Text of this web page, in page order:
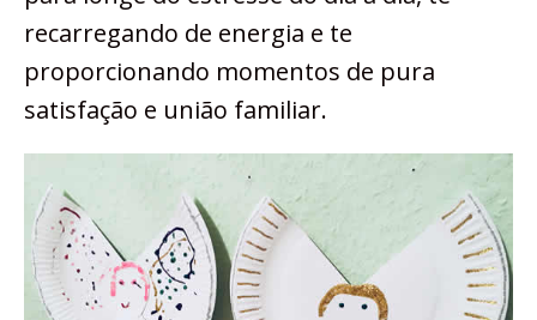
recarregando de energia e te
proporcionando momentos de pura
satisfação e união familiar.